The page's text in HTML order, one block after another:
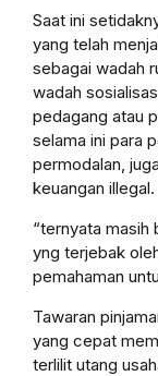
Saat ini
yang telah
sebagai wadah
wadah
pedagang atau
selama ini para
permodalan,
keuangan illegal.
“ternyata masih
yng terjebak
pemahaman
Tawaran
yang cepat
terlilit utang